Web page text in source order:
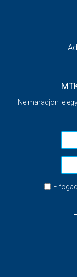
Ne maradjon le